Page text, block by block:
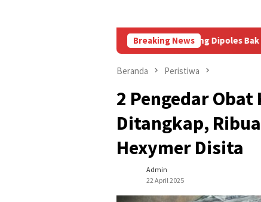
Breaking News
Pasar Baru Cikarang Dipoles Bak Kawasan
Beranda Peristiwa
2 Pengedar
Ditangkap,
Hexymer Disita
Admin
22 April 2025